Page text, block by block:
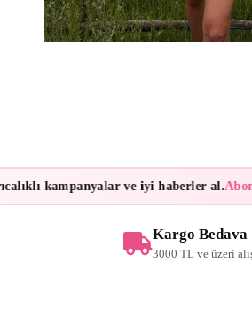
kampanyalar ve iyi haberler al.
Kargo Bedava
3000 TL ve üzeri